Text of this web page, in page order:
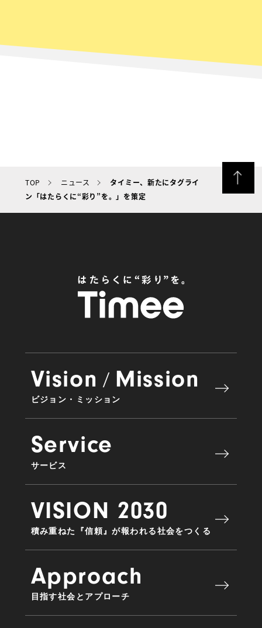
TOP ニュース
タイミー、新たにタグライ
ン「はたらくに“彩り”を。」を策定
Vision / Mission
ビジョン・ミッション
Service
サービス
VISION 2030
積み重ねた『信頼』が報われる社会をつくる
Approach
目指す社会とアプローチ